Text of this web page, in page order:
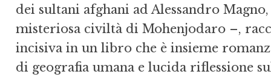
dei sultani afghani ad Alessandro
misteriosa civiltà di Mohenjodaro –,
incisiva in un libro che è insieme
di geografia umana e lucida riflessione